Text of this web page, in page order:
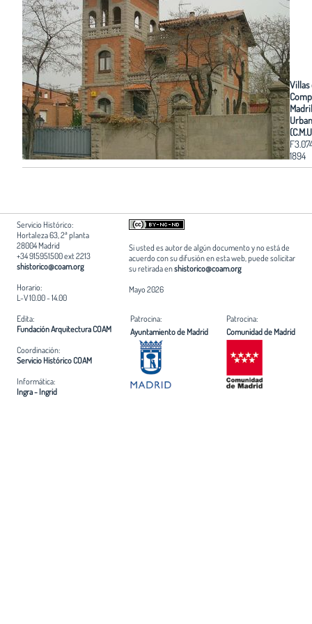
Villas
1894
Servicio Histórico:
Hortaleza 63, 2ª planta
28004 Madrid
+34 915951500 ext 2213
shistorico@coam.org
Horario:
L-V 10.00 - 14.00
Si usted es autor de algún documento y no está de
acuerdo con su difusión en esta web, puede solicitar
su retirada enshistorico@coam.org
Mayo 2026
Edita:
Fundación Arquitectura COAM
Coordinación:
Servicio Histórico COAM
Informática:
Ingra - Ingrid
Patrocina:
Ayuntamiento de Madrid
Patrocina:
Comunidad de Madrid